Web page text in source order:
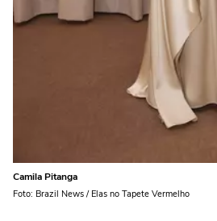
Camila Pitanga
Foto: Brazil News / Elas no Tapete Vermelho